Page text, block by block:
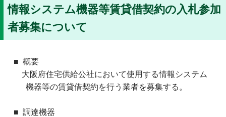
情報システム機器等賃貸借契約の入札参加
者募集について
概要
大阪府住宅供給公社において使用する情報システム
機器等の賃貸借契約を行う業者を募集する。
調達機器